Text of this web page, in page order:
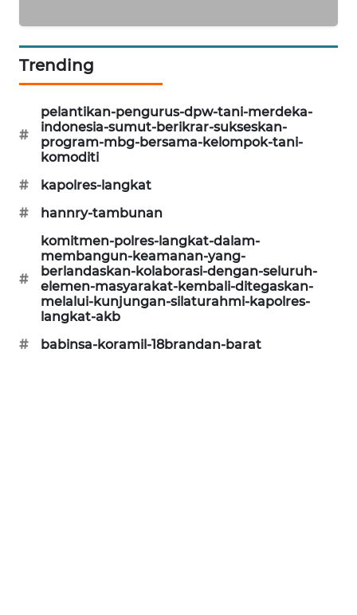
Trending
#
pelantikan-pengurus-dpw-tani-merdeka-
indonesia-sumut-berikrar-sukseskan-
program-mbg-bersama-kelompok-tani-
komoditi
#
kapolres-langkat
#
hannry-tambunan
#
komitmen-polres-langkat-dalam-
membangun-keamanan-yang-
berlandaskan-kolaborasi-dengan-seluruh-
elemen-masyarakat-kembali-ditegaskan-
melalui-kunjungan-silaturahmi-kapolres-
langkat-akb
#
babinsa-koramil-18brandan-barat
NEWS
NEWS
AKHLAK
PERAPKI
NEWS
SONYA
ASA
NEWS